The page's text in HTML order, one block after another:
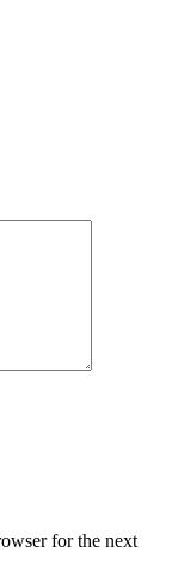
for the next